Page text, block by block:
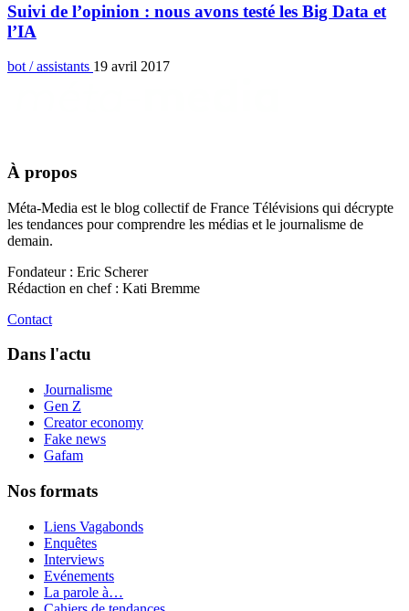
Suivi de l’opinion : nous avons testé les Big Data et
l’IA
bot / assistants 19 avril 2017
À propos
Méta-Media est le blog collectif de France Télévisions qui décrypte
les tendances pour comprendre les médias et le journalisme de
demain.
Fondateur : Eric Scherer
Rédaction en chef : Kati Bremme
Contact
Dans l'actu
Journalisme
Gen Z
Creator economy
Fake news
Gafam
Nos formats
Liens Vagabonds
Enquêtes
Interviews
Evénements
La parole à…